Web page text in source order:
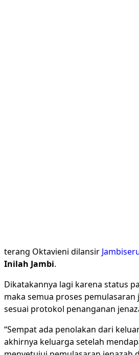
terang Oktavieni dilansir
Inilah Jambi.
Dikatakannya lagi karena status
maka semua proses pemulasaran
sesuai protokol penanganan
“Sempat ada penolakan dari
akhirnya keluarga setelah